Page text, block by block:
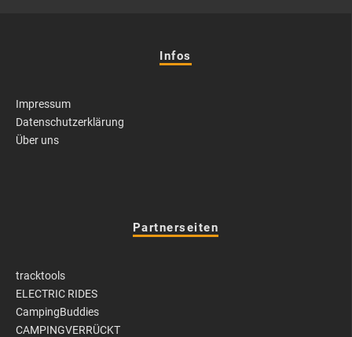
Infos
Impressum
Datenschutzerklärung
Über uns
Partnerseiten
tracktools
ELECTRIC RIDES
CampingBuddies
CAMPINGVERRÜCKT